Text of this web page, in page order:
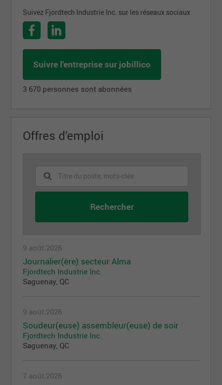
Suivez Fjordtech Industrie Inc. sur les réseaux sociaux
Suivre l'entreprise sur jobillico
3 670 personnes sont abonnées
Offres d'emploi
9 août 2026
Journalier(ère) secteur Alma
Fjordtech Industrie Inc.
Saguenay, QC
9 août 2026
Soudeur(euse) assembleur(euse) de soir
Fjordtech Industrie Inc.
Saguenay, QC
7 août 2026